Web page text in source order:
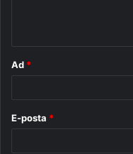
Ad *
E-posta *